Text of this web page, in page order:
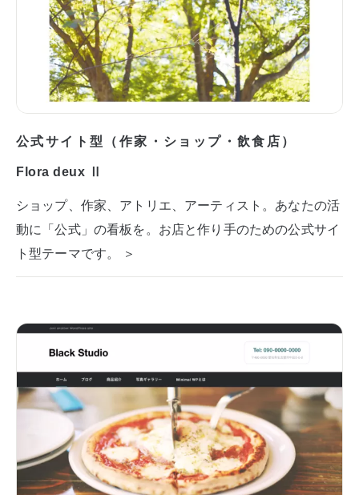
公式サイト型（作家・ショップ・飲食店）
Flora deux Ⅱ
ショップ、作家、アトリエ、アーティスト。あなたの活
動に「公式」の看板を。お店と作り手のための公式サイ
ト型テーマです。 ＞